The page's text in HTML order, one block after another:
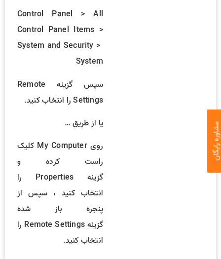
Control Panel > All
Control Panel Items >
System and Security >
System
سپس گزینه Remote
Settings را انتخاب کنید.
یا از طریق …
روی My Computer کلیک
راست کرده و
گزینه Properties را
انتخاب کنید ، سپس از
پنجره باز شده
گزینه Remote Settings را
انتخاب کنید.